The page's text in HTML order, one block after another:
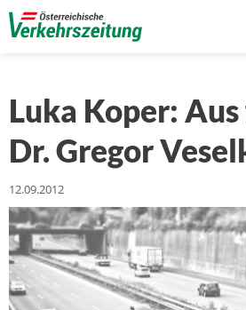
Luka Koper:
Dr. Gregor
12.09.2012